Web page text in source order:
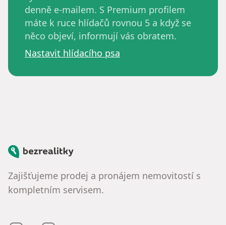
denně e-mailem. S Premium profilem
máte k ruce hlídačů rovnou 5 a když se
něco objeví, informují vás obratem.
Nastavit hlídacího psa
Bezrealitky
Zajišťujeme prodej a pronájem nemovitostí s
kompletním servisem.